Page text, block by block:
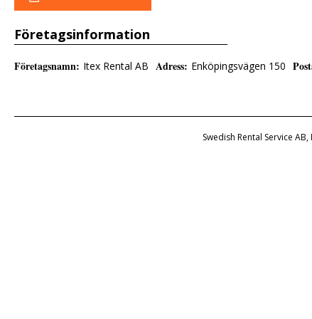
Företagsinformation
Företagsnamn: Itex Rental AB Adress: Enköpingsvägen 150
Swedish Rental Service